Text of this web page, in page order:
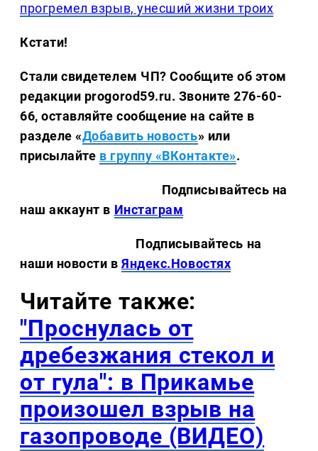
прогремел взрыв, унесший жизни троих
Кстати!
Стали свидетелем ЧП? Сообщите об этом
редакции progorod59.ru. Звоните 276-60-
66, оставляйте сообщение на сайте в
разделе «Добавить новость» или
присылайте в группу «ВКонтакте».
Подписывайтесь на
наш аккаунт в Инстаграм
Подписывайтесь на
наши новости вЯндекс.Новостях
Читайте также:
"Проснулась от
дребезжания стекол и
от гула": в Прикамье
произошел взрыв на
газопроводе (ВИДЕО)